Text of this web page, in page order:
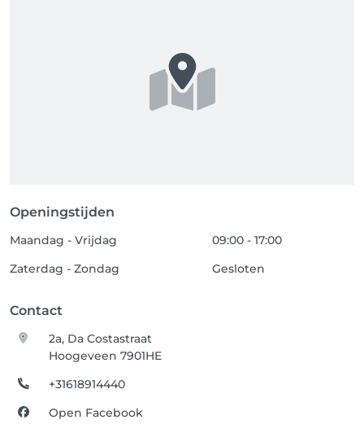
4.1 Alle vermelde prijzen zijn inclusief BTW.
4.2 Prijswijzigingen worden tijdig gecommuniceerd
en zijn van toepassing op toekomstige afspraken.
behandelingen of producten, tenzij er sprake is van
grove nalatigheid.
6.1 Wij respecteren uw privacy en gaan zorgvuldig
6.2 Uw gegevens worden niet gedeeld met derden
verplicht is.
6.3 Resultaatfoto’s of video’s worden alleen geplaatst
op social media met uw toestemming.
7. Klachten
Openingstijden
Maandag - Vrijdag
09:00 - 17:00
Zaterdag - Zondag
Gesloten
Contact
2a, Da Costastraat
Hoogeveen 7901HE
+31618914440
Open Facebook